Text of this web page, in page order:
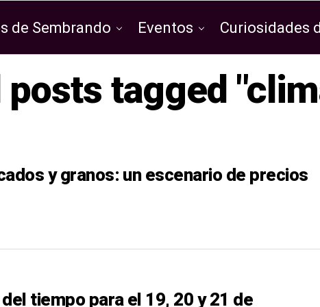
de Sembrando Eventos Curiosidades
tagged
y granos: un escenario de precios
tiempo para el 19, 20 y 21 de